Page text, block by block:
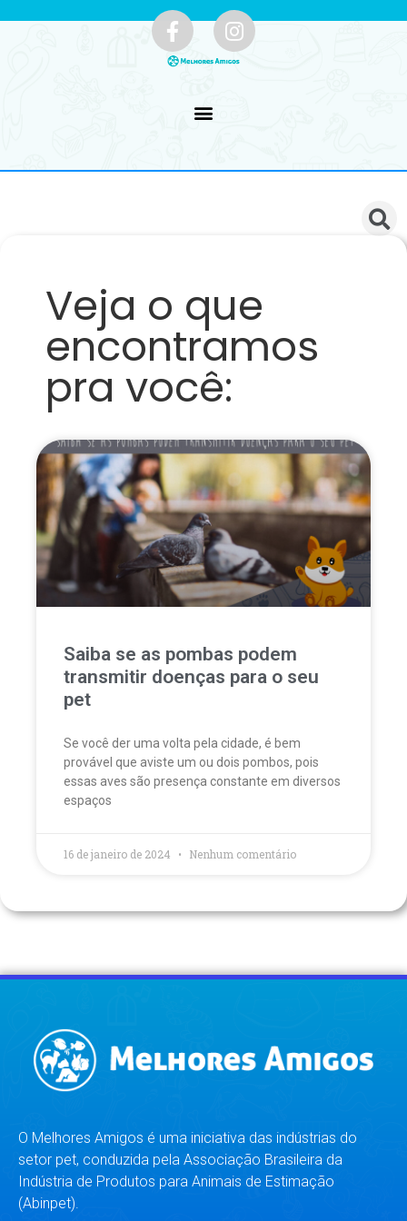
Veja o que
encontramos
pra você:
Saiba se as pombas podem
transmitir doenças para o seu
pet
Se você der uma volta pela cidade, é bem
provável que aviste um ou dois pombos, pois
essas aves são presença constante em diversos
espaços
16 de janeiro de 2024 Nenhum comentário
O Melhores Amigos é uma iniciativa das indústrias do
setor pet, conduzida pela Associação Brasileira da
Indústria de Produtos para Animais de Estimação
(Abinpet).